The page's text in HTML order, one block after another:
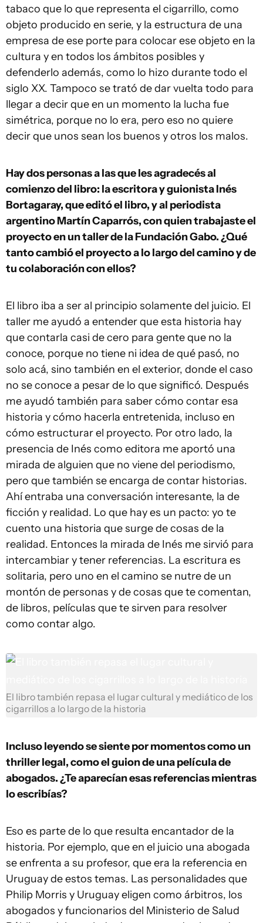
tabaco que lo que representa el cigarrillo, como
objeto producido en serie, y la estructura de una
empresa de ese porte para colocar ese objeto en la
cultura y en todos los ámbitos posibles y
defenderlo además, como lo hizo durante todo el
siglo XX. Tampoco se trató de dar vuelta todo para
llegar a decir que en un momento la lucha fue
simétrica, porque no lo era, pero eso no quiere
decir que unos sean los buenos y otros los malos.
Hay dos personas a las que les agradecés al
comienzo del libro: la escritora y guionista Inés
Bortagaray, que editó el libro, y al periodista
argentino Martín Caparrós, con quien trabajaste el
proyecto en un taller de la Fundación Gabo. ¿Qué
tanto cambió el proyecto a lo largo del camino y de
tu colaboración con ellos?
El libro iba a ser al principio solamente del juicio. El
taller me ayudó a entender que esta historia hay
que contarla casi de cero para gente que no la
conoce, porque no tiene ni idea de qué pasó, no
solo acá, sino también en el exterior, donde el caso
no se conoce a pesar de lo que significó. Después
me ayudó también para saber cómo contar esa
historia y cómo hacerla entretenida, incluso en
cómo estructurar el proyecto. Por otro lado, la
presencia de Inés como editora me aportó una
mirada de alguien que no viene del periodismo,
pero que también se encarga de contar historias.
Ahí entraba una conversación interesante, la de
ficción y realidad. Lo que hay es un pacto: yo te
cuento una historia que surge de cosas de la
realidad. Entonces la mirada de Inés me sirvió para
intercambiar y tener referencias. La escritura es
solitaria, pero uno en el camino se nutre de un
montón de personas y de cosas que te comentan,
de libros, películas que te sirven para resolver
como contar algo.
El libro también repasa el lugar cultural y mediático de los
cigarrillos a lo largo de la historia
Incluso leyendo se siente por momentos como un
thriller legal, como el guion de una película de
abogados. ¿Te aparecían esas referencias mientras
lo escribías?
Eso es parte de lo que resulta encantador de la
historia. Por ejemplo, que en el juicio una abogada
se enfrenta a su profesor, que era la referencia en
Uruguay de estos temas. Las personalidades que
Philip Morris y Uruguay eligen como árbitros, los
abogados y funcionarios del Ministerio de Salud